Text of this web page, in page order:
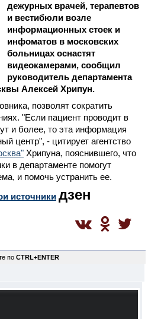
дежурных врачей, терапевтов
и вестибюли возле
информационных стоек и
инфоматов в московских
больницах оснастят
видеокамерами, сообщил
руководитель департамента
Алексей Хрипун.
позволят сократить
"Если пациент проводит в
и более, то эта информация
центр", - цитирует агентство
Хрипуна, пояснившего, что
в департаменте помогут
и помочь устранить ее.
источники дзен
по CTRL+ENTER